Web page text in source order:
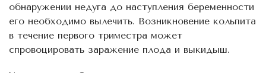
обнаружении недуга до наступления беременности
его необходимо вылечить. Возникновение кольпита
в течение первого триместра может
спровоцировать заражение плода и выкидыш.